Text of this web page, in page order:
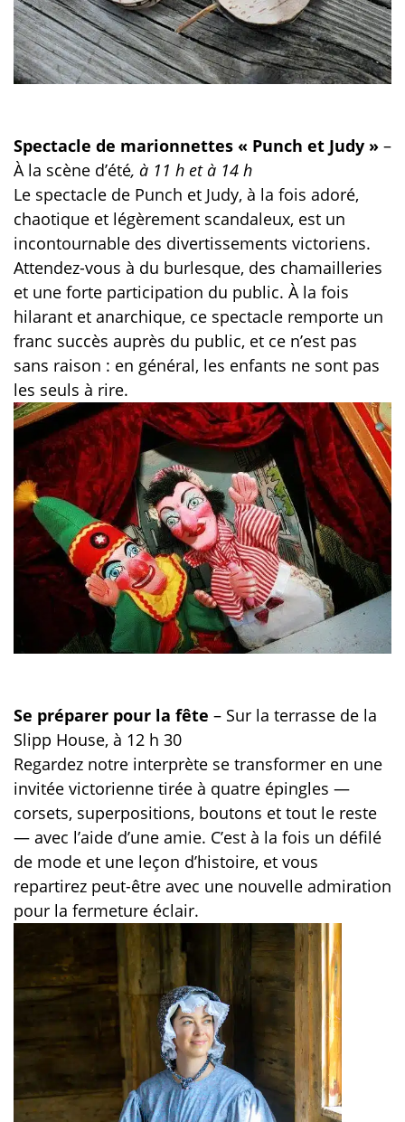
Spectacle de marionnettes « Punch et Judy » –
À la scène d’été, à 11 h et à 14 h
Le spectacle de Punch et Judy, à la fois adoré,
chaotique et légèrement scandaleux, est un
incontournable des divertissements victoriens.
Attendez-vous à du burlesque, des chamailleries
et une forte participation du public. À la fois
hilarant et anarchique, ce spectacle remporte un
franc succès auprès du public, et ce n’est pas
sans raison : en général, les enfants ne sont pas
les seuls à rire.
Se préparer pour la fête – Sur la terrasse de la
Slipp House, à 12 h 30
Regardez notre interprète se transformer en une
invitée victorienne tirée à quatre épingles —
corsets, superpositions, boutons et tout le reste
— avec l’aide d’une amie. C’est à la fois un défilé
de mode et une leçon d’histoire, et vous
repartirez peut-être avec une nouvelle admiration
pour la fermeture éclair.